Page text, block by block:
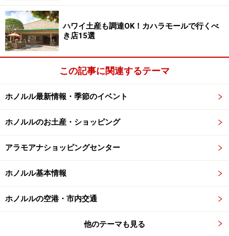
オフィスがあり、いざという時にも安心。毎日7～23時
まで診察しています。
紹介記事はこちら＞＞＞
※記事内容は執筆時点のものです。最新の内容をご確認くださ
い。
※海外を訪れる際には最新情報の入手に努め、「
ホームページ」を確認するなど、安全確保に十分注意を払ってく
ださい。
ハワイ土産も調達OK！カハラモールで行くべ
き店15選
この記事に関連するテーマ
ホノルル最新情報・季節のイベント
ホノルルのお土産・ショッピング
アラモアナショッピングセンター
ホノルル基本情報
ホノルルの空港・市内交通
他のテーマも見る